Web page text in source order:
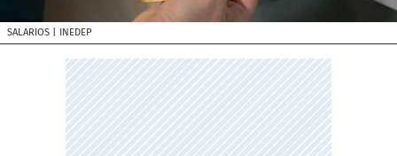
SALARIOS | INEDEP